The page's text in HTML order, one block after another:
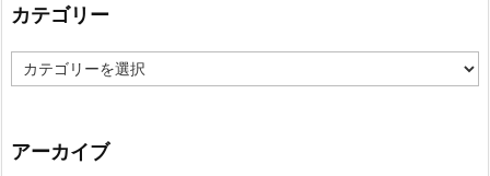
カテゴリー
テ
ー
アーカイブ